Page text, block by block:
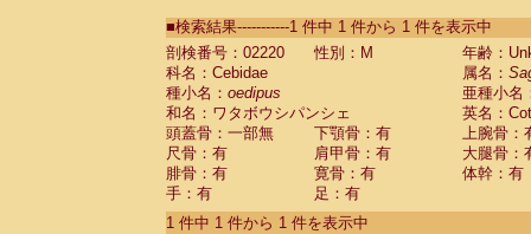
CebidaeSaguinus labiatus(0)
Cebidae Saguinus leucopus (0)
Cebidae
Cebidae
CebidaeSaguinus nigricollis (0)
Cebidae Saguinus oedipus
Cebidae Saguinus weddelli
Cebidae Saguinusspp.
Cebidae Aotus trivirgatus
Cebidae Cebus albifrons
■検索結果-----------1 件中 1 件から 1 件を表示中
剖検番号：02220
性別：M
年齢：
科名：Cebidae
属名：
種小名： oedipus
亜種小名
和名：ワタボウシパンシェ
英名：
頭蓋骨：一部無
下顎骨：有
上腕骨：
尺骨：有
肩甲骨：有
大腿骨：
腓骨：有
寛骨：有
体幹：有
手：有
足：有
1 件中 1 件から 1 件を表示中